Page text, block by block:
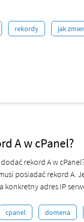
rekordy jak
A w cPanel?
dodać rekord A w
posiadać rekord A.
adres IP
cpanel domena